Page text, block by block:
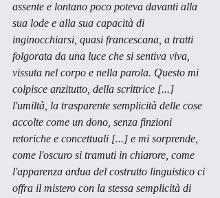
assente e lontano poco poteva davanti alla
sua lode e alla sua capacità di
inginocchiarsi, quasi francescana, a tratti
folgorata da una luce che si sentiva viva,
vissuta nel corpo e nella parola. Questo mi
colpisce anzitutto, della scrittrice [...]
l'umiltà, la trasparente semplicità delle cose
accolte come un dono, senza finzioni
retoriche e concettuali [...] e mi sorprende,
come l'oscuro si tramuti in chiarore, come
l'apparenza ardua del costrutto linguistico ci
offra il mistero con la stessa semplicità di